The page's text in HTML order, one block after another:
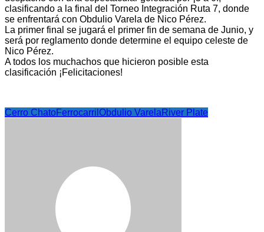
clasificando a la final del Torneo Integración Ruta 7, donde
se enfrentará con Obdulio Varela de Nico Pérez.
La primer final se jugará el primer fin de semana de Junio, y
será por reglamento donde determine el equipo celeste de
Nico Pérez.
A todos los muchachos que hicieron posible esta
clasificación ¡Felicitaciones!
Cerro ChatoFerrocarril Obdulio VarelaRiver Plate